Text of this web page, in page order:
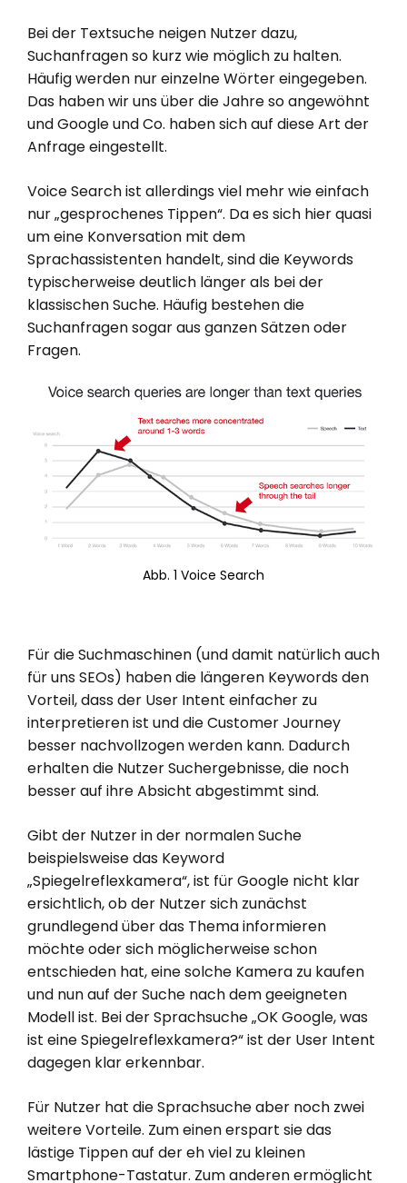
Bei der Textsuche neigen Nutzer dazu,
Suchanfragen so kurz wie möglich zu halten.
Häufig werden nur einzelne Wörter eingegeben.
Das haben wir uns über die Jahre so angewöhnt
und Google und Co. haben sich auf diese Art der
Anfrage eingestellt.
Voice Search ist allerdings viel mehr wie einfach
nur „gesprochenes Tippen“. Da es sich hier quasi
um eine Konversation mit dem
Sprachassistenten handelt, sind die Keywords
typischerweise deutlich länger als bei der
klassischen Suche. Häufig bestehen die
Suchanfragen sogar aus ganzen Sätzen oder
Fragen.
Abb. 1 Voice Search
Für die Suchmaschinen (und damit natürlich auch
für uns SEOs) haben die längeren Keywords den
Vorteil, dass der User Intent einfacher zu
interpretieren ist und die Customer Journey
besser nachvollzogen werden kann. Dadurch
erhalten die Nutzer Suchergebnisse, die noch
besser auf ihre Absicht abgestimmt sind.
Gibt der Nutzer in der normalen Suche
beispielsweise das Keyword
„Spiegelreflexkamera“, ist für Google nicht klar
ersichtlich, ob der Nutzer sich zunächst
grundlegend über das Thema informieren
möchte oder sich möglicherweise schon
entschieden hat, eine solche Kamera zu kaufen
und nun auf der Suche nach dem geeigneten
Modell ist. Bei der Sprachsuche „OK Google, was
ist eine Spiegelreflexkamera?“ ist der User Intent
dagegen klar erkennbar.
Für Nutzer hat die Sprachsuche aber noch zwei
weitere Vorteile. Zum einen erspart sie das
lästige Tippen auf der eh viel zu kleinen
Smartphone-Tastatur. Zum anderen ermöglicht